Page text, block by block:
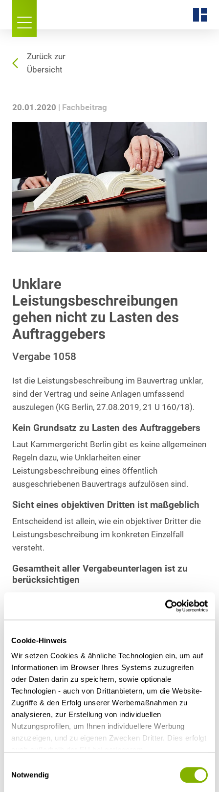
Cookie-Hinweis
Wir setzen Cookies & ähnliche Technologien ein, um auf
Informationen im Browser Ihres Systems zuzugreifen
oder Daten darin zu speichern, sowie optionale
Technologien - auch von Drittanbietern, um die Website-
Zugriffe & den Erfolg unserer Werbemaßnahmen zu
analysieren, zur Erstellung von individuellen
Nutzungsprofilen, um Ihnen individuellere Werbung
anzuzeigen, und zu eigenen Zwecken Dritter. Dies erfolgt
Regelungen das Risiko des staatlichen Zugriffs &
Notwendig
Zurück zur
Übersicht
20.01.2020 Fachbeitrag
Unklare
Leistungsbeschreibungen
gehen nicht zu Lasten des
Auftraggebers
Vergabe 1058
Ist die Leistungsbeschreibung im Bauvertrag unklar,
sind der Vertrag und seine Anlagen umfassend
auszulegen (KG Berlin, 27.08.2019, 21 U 160/18).
Kein Grundsatz zu Lasten des Auftraggebers
Laut Kammergericht Berlin gibt es keine allgemeinen
Regeln dazu, wie Unklarheiten einer
Leistungsbeschreibung eines öffentlich
ausgeschriebenen Bauvertrags aufzulösen sind.
Sicht eines objektiven Dritten ist maßgeblich
Entscheidend ist allein, wie ein objektiver Dritter die
Leistungsbeschreibung im konkreten Einzelfall
versteht.
Gesamtheit aller Vergabeunterlagen ist zu
berücksichtigen
Leistungsverzeichnis benannt, aber in einem dem
Vertrag beigefügten Plan eingetragen, ist sie
grundsätzlich von der vereinbarten Vergütung
Verbleiben nach der Auslegung des
Leistungsverzeichnisses letzte Zweifel, gehen sie zu
Lasten des Auftraggebers.
Download Volltext